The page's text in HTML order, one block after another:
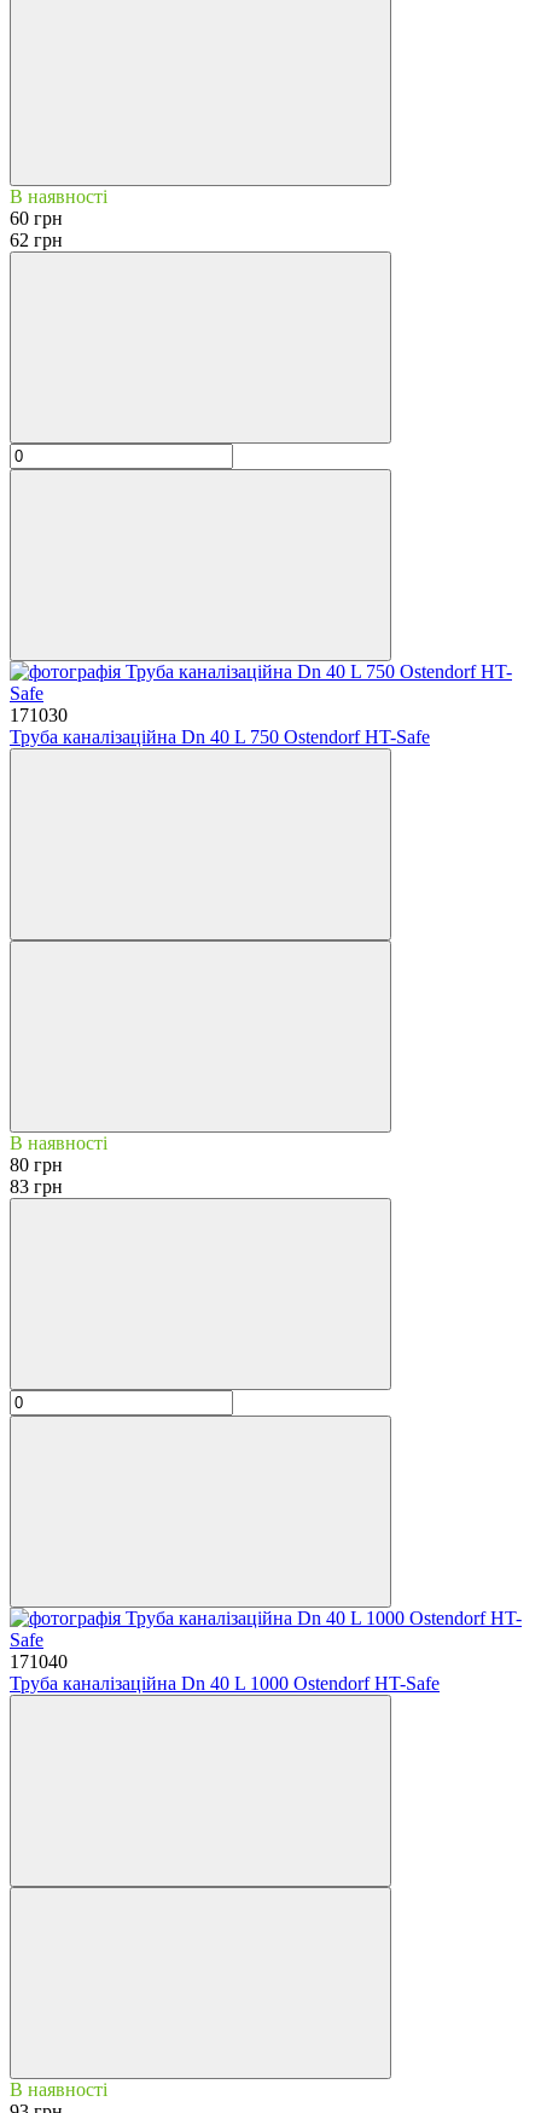
В наявності
60 грн
62 грн
171030
Труба каналізаційна Dn 40 L 750 Ostendorf HT-Safe
В наявності
80 грн
83 грн
171040
Труба каналізаційна Dn 40 L 1000 Ostendorf HT-Safe
В наявності